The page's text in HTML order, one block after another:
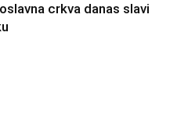
crkva danas slavi